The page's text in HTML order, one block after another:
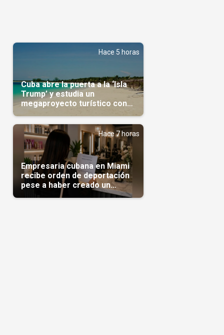
Hace 5 horas
Cuba abre la puerta a la ‘Isla
Trump’ y estudia un
megaproyecto turístico con
capital árabe
Hace 7 horas
Empresaria cubana en Miami
recibe orden de deportación
pese a haber creado un